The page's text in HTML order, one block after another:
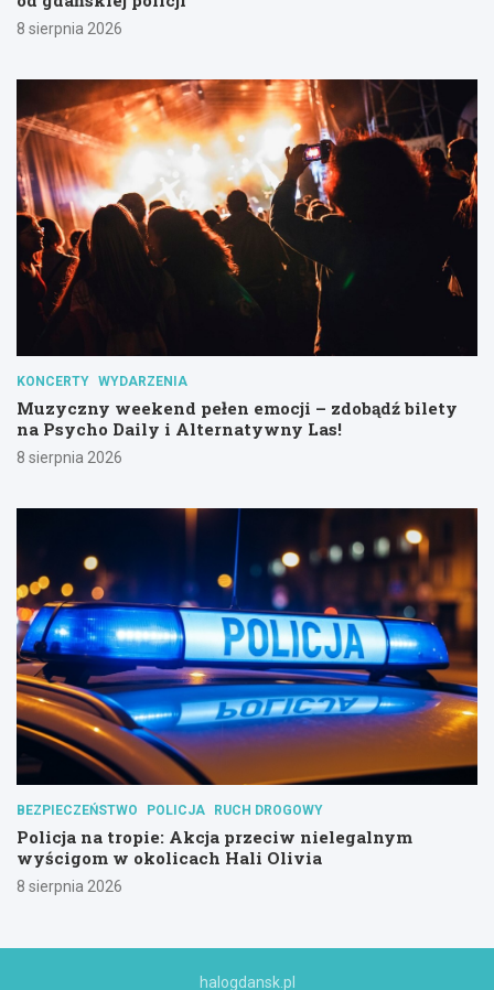
8 sierpnia 2026
KONCERTY WYDARZENIA
Muzyczny weekend pełen emocji – zdobądź bilety
na Psycho Daily i Alternatywny Las!
8 sierpnia 2026
BEZPIECZEŃSTWO POLICJA RUCH DROGOWY
Policja na tropie: Akcja przeciw nielegalnym
wyścigom w okolicach Hali Olivia
8 sierpnia 2026
halogdansk.pl